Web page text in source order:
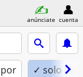
anúnciate cuenta
✓ solo de